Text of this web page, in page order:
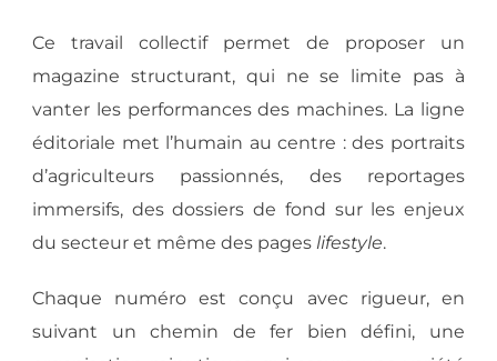
Ce travail collectif permet de proposer un
magazine structurant, qui ne se limite pas à
vanter les performances des machines. La ligne
éditoriale met l’humain au centre : des portraits
d’agriculteurs passionnés, des reportages
immersifs, des dossiers de fond sur les enjeux
du secteur et même des pageslifestyle.
Chaque numéro est conçu avec rigueur, en
suivant un chemin de fer bien défini, une